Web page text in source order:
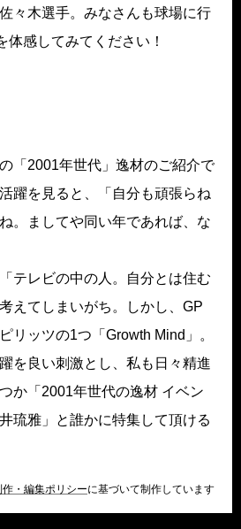
々木選手。みなさんも球場に行
体感してみてください！
「2001年世代」逸材のご紹介で
躍を見ると、「自分も頑張らね
。ましてや同い年であれば、な
テレビの中の人。自分とは住む
てしまいがち。しかし、GP
リッツの1つ「Growth Mind」。
を良い刺激とし、私も日々精進
か「2001年世代の逸材 イベン
琉雅」と誰かに特集して頂ける
・編集ポリシーに基づいて制作しています